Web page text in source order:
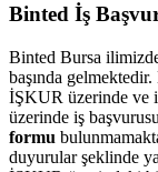
Binted İş
Binted Bursa
başında
İŞKUR üzerinde ve
üzerinde iş
formu
duyurular şeklinde